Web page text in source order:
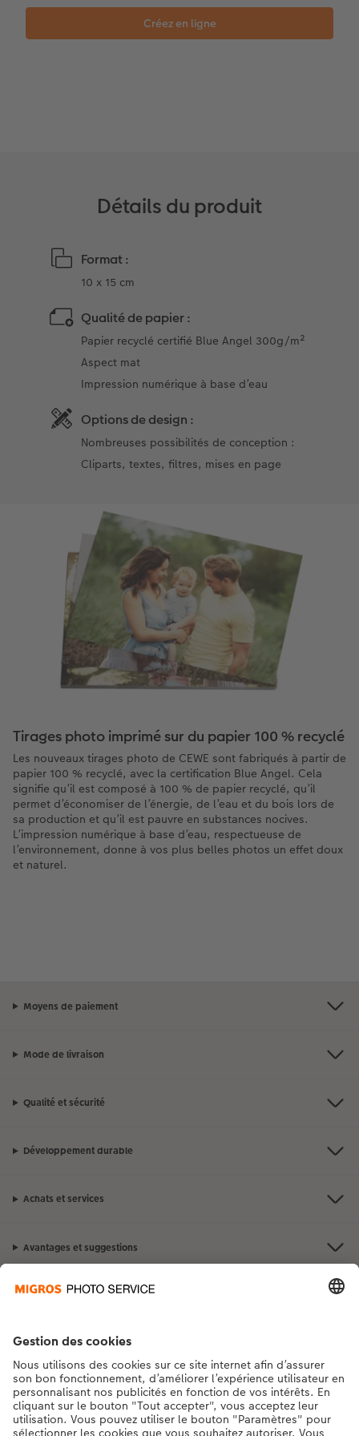
Coffeetable Book «Art Collection»
Multi-déco
Carte cadeau CEWE
Détails du produit
Format :
10 x 15 cm
Qualité de papier :
Papier recyclé certifié Blue Angel 300g/m²
Aspect mat
Impression numérique à base d’eau
Options de design :
Nombreuses possibilités de conception :
Cliparts, textes, filtres, mises en page
Tirages photo imprimé sur du papier 100 % recyclé
Les nouveaux tirages photo de CEWE sont fabriqués à partir de
papier 100 % recyclé, avec la certification Blue Angel. Cela
signifie qu’il est composé à 100 % de papier recyclé, qu’il
permet d’économiser de l’énergie, de l’eau et du bois lors de
sa production et qu’il est pauvre en substances nocives.
L’impression numérique à base d’eau, respectueuse de
l’environnement, donne à vos plus belles photos un effet doux
et naturel.
Moyens de paiement
Mode de livraison
Qualité et sécurité
Développement durable
Achats et services
Avantages et suggestions
Contact et aide
La Migros
Si vous avez des questions concernant nos produits ou votre commande,
n'hésitez pas à nous contacter du lundi au dimanche, de 9h00 à 20h00
(hors jours fériés), au numéro de téléphone043 5500 295• 7j/7 • de 9h à
20h